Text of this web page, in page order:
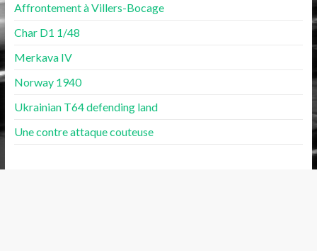
Affrontement à Villers-Bocage
Char D1 1/48
Merkava IV
Norway 1940
Ukrainian T64 defending land
Une contre attaque couteuse